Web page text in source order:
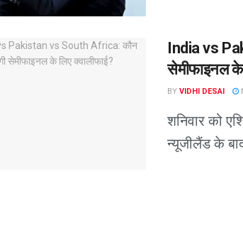
India vs
सेमीफाइनल के
BY VIDHI DESAI
शनिवार को
न्यूजीलैंड के